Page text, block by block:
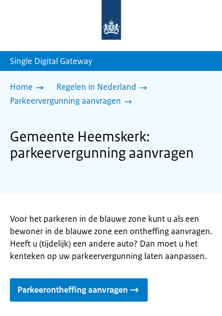
homepage
Single Digital Gateway
Home
Regelen in Nederland
Parkeervergunning aanvragen
Gemeente Heemskerk:
parkeervergunning aanvragen
Voor het parkeren in de blauwe zone kunt u als een
bewoner in de blauwe zone een ontheffing aanvragen.
Heeft u (tijdelijk) een andere auto? Dan moet u het
kenteken op uw parkeervergunning laten aanpassen.
Parkeerontheffing aanvragen